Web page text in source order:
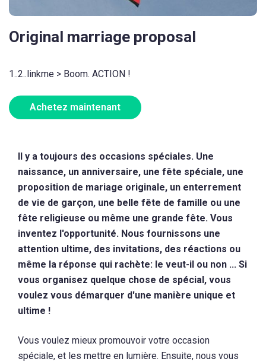
Original marriage proposal
1..2..linkme > Boom. ACTION !
Achetez maintenant
Il y a toujours des occasions spéciales. Une
naissance, un anniversaire, une fête spéciale, une
proposition de mariage originale, un enterrement
de vie de garçon, une belle fête de famille ou une
fête religieuse ou même une grande fête. Vous
inventez l'opportunité. Nous fournissons une
attention ultime, des invitations, des réactions ou
même la réponse qui rachète: le veut-il ou non ... Si
vous organisez quelque chose de spécial, vous
voulez vous démarquer d'une manière unique et
ultime !
Vous voulez mieux promouvoir votre occasion
spéciale, et les mettre en lumière. Ensuite, nous vous